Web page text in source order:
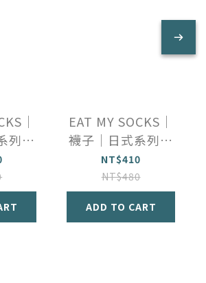
｜
列｜
EAT MY SOCKS｜
襪子｜日式系列｜
鮪魚卷
NT$410
NT$480
ADD TO CART